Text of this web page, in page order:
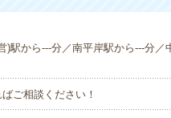
)駅から---分／南平岸駅から---分／
ご相談ください！